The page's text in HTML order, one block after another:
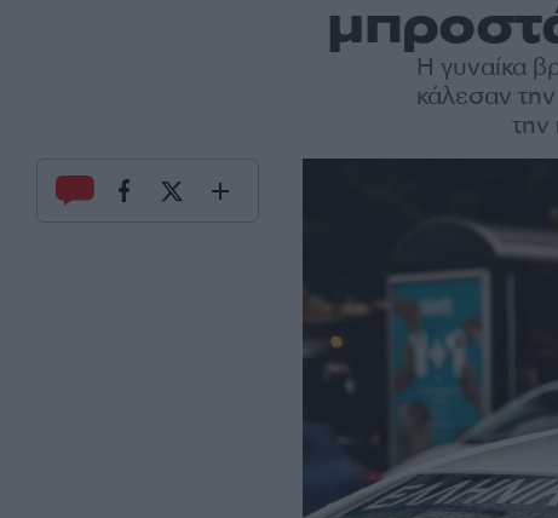
Η γυναίκα
κάλεσαν
την